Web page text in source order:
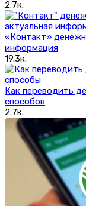
2.7к.
«Контакт»
информация
19.3к.
Как переводить
способов
2.7к.